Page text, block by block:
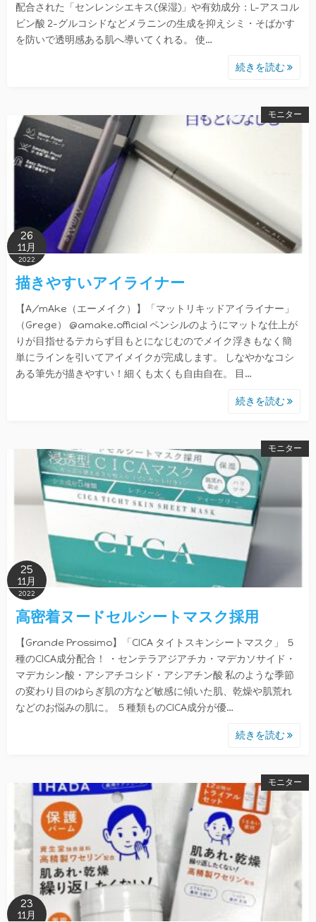
配合された「センレンシエキス(保湿)」や有効成分：L-アスコル
ビン酸 2-グルコシドなどメラニンの生成を抑えシミ・そばかす
を防いで透明感ある肌へ導いてくれる。 使…
続きを読む
モニター
26
11月
2022
描きやすいアイライナー
【A/mAke（エーメイク）】「マットリキッドアイライナー」
（Grege） @amake.official ペンシルのようにマットな仕上が
りが目指せるテカらず目もとになじむのでメイク浮きもなく簡
単にラインを引いてアイメイクが完成します。 しなやかなコシ
ある筆先が描きやすい！細くも太くも自由自在。 目…
続きを読む
モニター
25
11月
2022
高密着ヌードセルシートマスク採用
【Grande Prossimo】「CICA タイトスキンシートマスク」 ５
種のCICA成分配合！ ・センテラアジアチカ・マデカソサイド・
マデカシン酸・アシアチコシド・アシアチン酸 私のような季節
の変わり目のゆらぎ肌の方など敏感に傾いた肌、乾燥や肌荒れ
などのお悩みの肌に。 ５種類ものCICA成分が優…
続きを読む
モニター
23
11月